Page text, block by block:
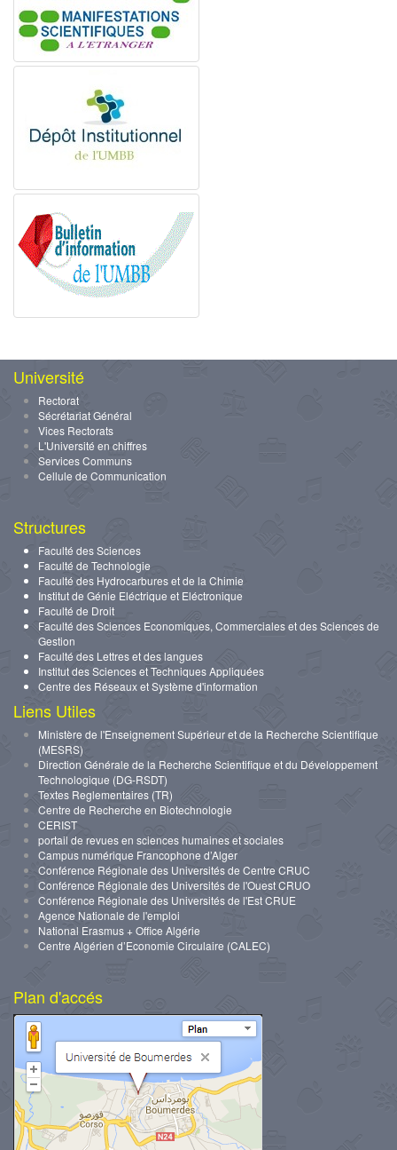
Université
Rectorat
Sécrétariat Général
Vices Rectorats
L'Université en chiffres
Services Communs
Cellule de Communication
Structures
Faculté des Sciences
Faculté de Technologie
Faculté des Hydrocarbures et de la Chimie
Institut de Génie Eléctrique et Eléctronique
Faculté de Droit
Faculté des Sciences Economiques, Commerciales et des Sciences de
Gestion
Faculté des Lettres et des langues
Institut des Sciences et Techniques Appliquées
Centre des Réseaux et Système d'information
Liens Utiles
Ministère de l'Enseignement Supérieur et de la Recherche Scientifique
(MESRS)
Direction Générale de la Recherche Scientifique et du Développement
Technologique (DG-RSDT)
Textes Reglementaires (TR)
Centre de Recherche en Biotechnologie
CERIST
portail de revues en sciences humaines et sociales
Campus numérique Francophone d’Alger
Conférence Régionale des Universités de Centre CRUC
Conférence Régionale des Universités de l'Ouest CRUO
Conférence Régionale des Universités de l'Est CRUE
Agence Nationale de l'emploi
National Erasmus + Office Algérie
Centre Algérien d’Economie Circulaire (CALEC)
Plan d'accés